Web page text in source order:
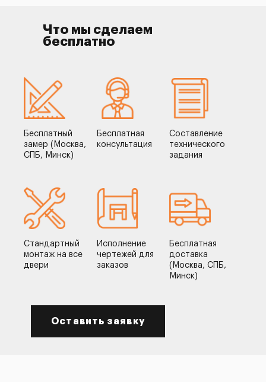
Что мы сделаем
бесплатно
Бесплатный
замер (Москва,
СПБ, Минск)
Бесплатная
консультация
Составление
технического
задания
Стандартный
монтаж на все
двери
Исполнение
чертежей для
заказов
Бесплатная
доставка
(Москва, СПБ,
Минск)
Оставить заявку